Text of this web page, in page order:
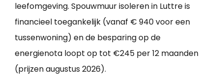
leefomgeving. Spouwmuur isoleren in Luttre is
financieel toegankelijk (vanaf € 940 voor een
tussenwoning) en de besparing op de
energienota loopt op tot €245 per 12 maanden
(prijzen augustus 2026).